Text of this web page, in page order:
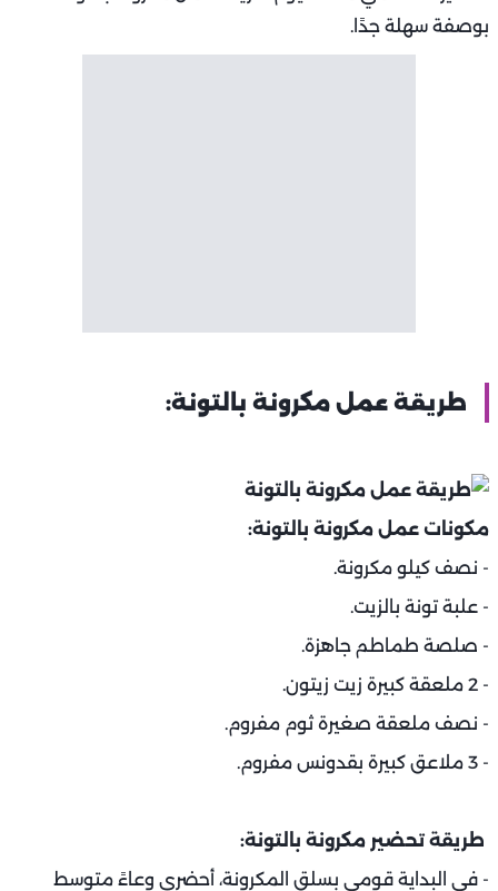
بوصفة سهلة جدًا.
طريقة عمل مكرونة بالتونة:
مكونات عمل مكرونة بالتونة:
- نصف كيلو مكرونة.
- علبة تونة بالزيت.
- صلصة طماطم جاهزة.
- 2 ملعقة كبيرة زيت زيتون.
- نصف ملعقة صغيرة ثوم مفروم.
- 3 ملاعق كبيرة بقدونس مفروم.
طريقة تحضير مكرونة بالتونة:
- في البداية قومي بسلق المكرونة، أحضري وعاءً متوسط